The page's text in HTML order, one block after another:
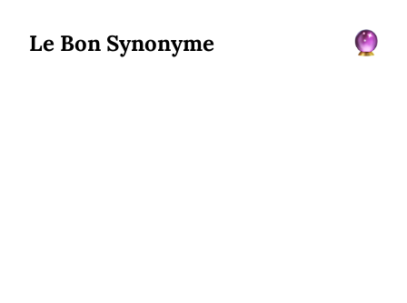
Le Bon Synonyme